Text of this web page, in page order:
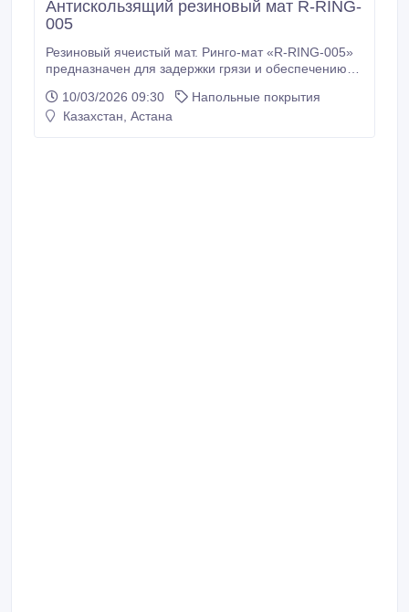
Антискользящий резиновый мат R-RING-
005
Резиновый ячеистый мат. Ринго-мат «R-RING-005»
предназначен для задержки грязи и обеспечению
позволяют резиновому коврику не скользить на
кафеле, мраморе и граните. Резиновый ячеистый
10/03/2026 09:30
Напольные покрытия
Казахстан, Астана